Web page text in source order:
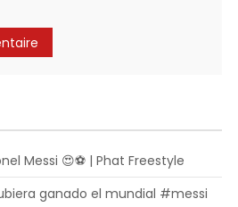
Messi 😍⚽ | Phat Freestyle
ganado el mundial #messi